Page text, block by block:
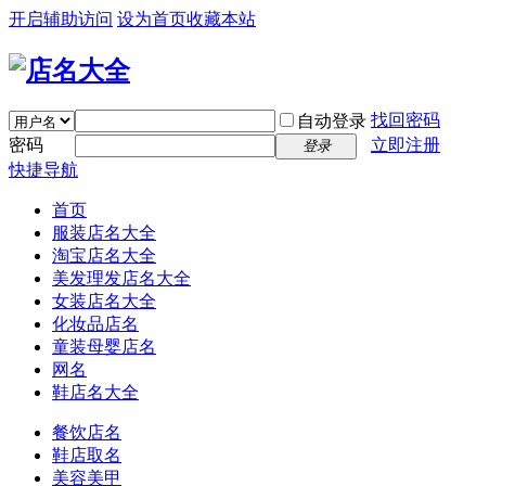
开启辅助访问 设为首页收藏本站
自动登录 找回密码
密码
登录
立即注册
快捷导航
首页
服装店名大全
淘宝店名大全
美发理发店名大全
女装店名大全
化妆品店名
童装母婴店名
网名
鞋店名大全
餐饮店名
鞋店取名
美容美甲